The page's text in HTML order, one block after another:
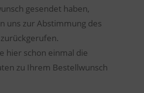
gesendet haben,
uns zur Abstimmung des
hier schon einmal die
zu Ihrem Bestellwunsch